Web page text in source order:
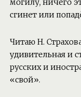
сгинет или
Читаю Н.
удивительная и
русских и
«свой».